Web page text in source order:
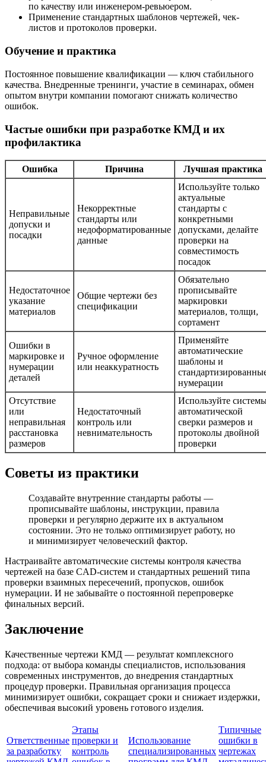
по качеству или инженером-ревьюером.
Применение стандартных шаблонов чертежей, чек-
листов и протоколов проверки.
Обучение и практика
Постоянное повышение квалификации — ключ стабильного
качества. Внедренные тренинги, участие в семинарах, обмен
опытом внутри компании помогают снижать количество
ошибок.
Частые ошибки при разработке КМД и их
профилактика
Ошибка Причина Лучшая практика
Неправильные
допуски и
посадки
Некорректные
стандарты или
недоформатированные
данные
Используйте только
актуальные
стандарты с
конкретными
допусками, делайте
проверки на
совместимость
посадок
Недостаточное
указание
материалов
Общие чертежи без
спецификации
Обязательно
прописывайте
маркировки
материалов, толщи,
сортамент
Ошибки в
маркировке и
нумерации
деталей
Ручное оформление
или неаккуратность
Применяйте
автоматические
шаблоны и
нумерации
Отсутствие
или
неправильная
расстановка
размеров
Недостаточный
контроль или
невнимательность
Используйте
автоматической
сверки размеров и
протоколы двойной
проверки
Советы из практики
Создавайте внутренние стандарты работы —
прописывайте шаблоны, инструкции, правила
проверки и регулярно держите их в актуальном
состоянии. Это не только оптимизирует работу, но
и минимизирует человеческий фактор.
Настраивайте автоматические системы контроля качества
чертежей на базе CAD-систем и стандартных решений типа
проверки взаимных пересечений, пропусков, ошибок
нумерации. И не забывайте о постоянной перепроверке
финальных версий.
Заключение
Качественные чертежи КМД — результат комплексного
подхода: от выбора команды специалистов, использования
современных инструментов, до внедрения стандартных
процедур проверки. Правильная организация процесса
минимизирует ошибки, сокращает сроки и снижает издержки,
обеспечивая высокий уровень готового изделия.
Ответственные
за разработку
Этапы
проверки и
контроль
Использование
специализированных
Типичные
ошибки в
чертежах